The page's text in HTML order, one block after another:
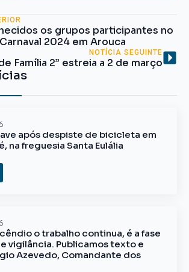
os grupos participantes no
2024 em Arouca
NOTÍCIA SEGUINTE
Família 2” estreia a 2 de março
após despiste de bicicleta em
na freguesia Santa Eulália
o trabalho continua, é a fase
vigilância. Publicamos texto e
Azevedo, Comandante dos